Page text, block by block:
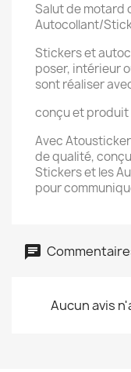
Salut de motard
Autocollant/
Stickers et
poser, intérieur
sont réaliser
conçu et produit
Avec
de qualité,
Stickers et les
pour
Aucun avis